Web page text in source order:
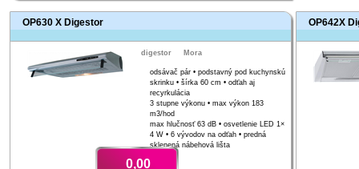
OP630 X Digestor
digestor Mora
odsávač pár • podstavný pod kuchynskú
skrinku • šírka 60 cm • odťah aj
recyrkulácia
3 stupne výkonu • max výkon 183
m3/hod
max hlučnosť 63 dB • osvetlenie LED 1×
4 W • 6 vývodov na odťah • predná
sklenená nábehová lišta
0,00
OP642X